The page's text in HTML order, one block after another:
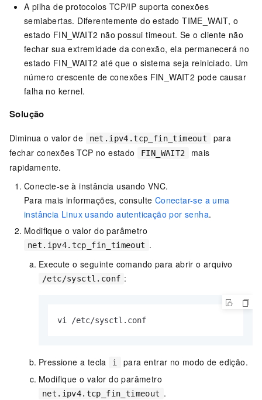
A pilha de protocolos TCP/IP suporta conexões
semiabertas. Diferentemente do estado TIME_WAIT, o
estado FIN_WAIT2 não possui timeout. Se o cliente não
fechar sua extremidade da conexão, ela permanecerá no
estado FIN_WAIT2 até que o sistema seja reiniciado. Um
número crescente de conexões FIN_WAIT2 pode causar
falha no kernel.
Solução
Diminua o valor de net.ipv4.tcp_fin_timeout
para
fechar conexões TCP no estado
FIN_WAIT2
mais
rapidamente.
Conecte-se à instância usando VNC.
Para mais informações, consulte Conectar-se a uma
instância Linux usando autenticação por senha.
Modifique o valor do parâmetro
net.ipv4.tcp_fin_timeout .
Execute o seguinte comando para abrir o arquivo
/etc/sysctl.conf :
vi /etc/sysctl.conf
Pressione a tecla i
para entrar no modo de edição.
Modifique o valor do parâmetro
net.ipv4.tcp_fin_timeout .